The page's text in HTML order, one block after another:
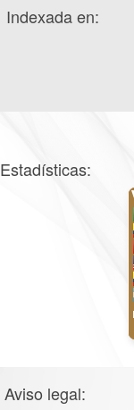
Indexada en:
Estadísticas:
Aviso legal: